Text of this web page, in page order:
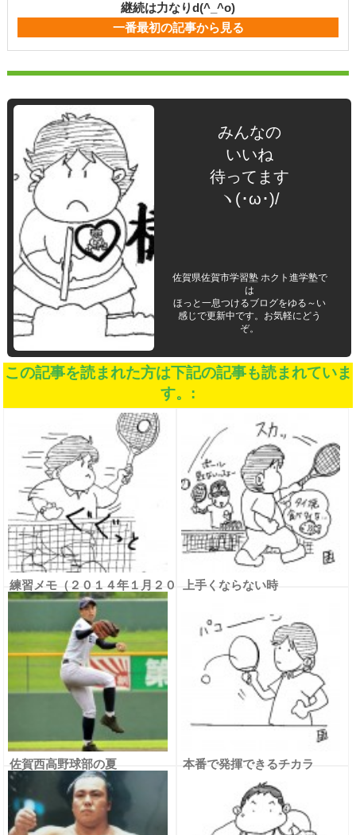
継続は力なりd(^_^o)
一番最初の記事から見る
みんなの
いいね
待ってます
ヽ(･ω･)/
佐賀県佐賀市学習塾 ホクト進学塾で
は
ほっと一息つけるブログをゆる～い
感じで更新中です。お気軽にどう
ぞ。
この記事を読まれた方は下記の記事も読まれていま
す。:
練習メモ（２０１４年１月２０
日）
上手くならない時
佐賀西高野球部の夏 本番で発揮できるチカラ